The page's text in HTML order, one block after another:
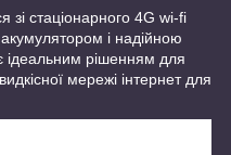
зі стаціонарного 4G wi-fi
і надійною
рішенням для
мережі інтернет для